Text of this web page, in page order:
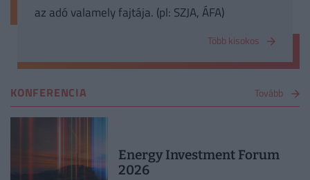
az adó valamely fajtája. (pl: SZJA, ÁFA)
Több kisokos
KONFERENCIA Tovább
Energy Investment Forum
2026